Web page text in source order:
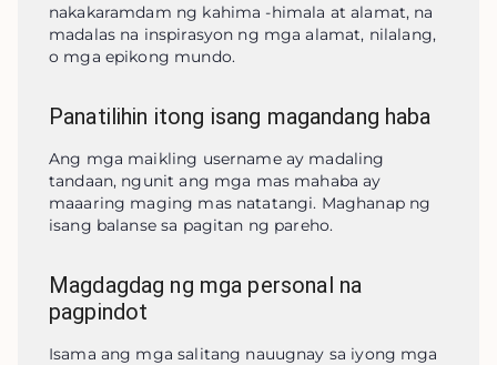
nakakaramdam ng kahima -himala at alamat, na
madalas na inspirasyon ng mga alamat, nilalang,
o mga epikong mundo.
Panatilihin itong isang magandang haba
Ang mga maikling username ay madaling
tandaan, ngunit ang mga mas mahaba ay
maaaring maging mas natatangi. Maghanap ng
isang balanse sa pagitan ng pareho.
Magdagdag ng mga personal na
pagpindot
Isama ang mga salitang nauugnay sa iyong mga